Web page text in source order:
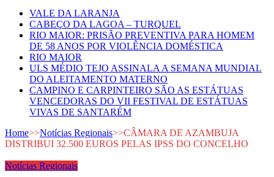
VALE DA LARANJA
CABEÇO DA LAGOA – TURQUEL
RIO MAIOR: PRISÃO PREVENTIVA PARA HOMEM
DE 58 ANOS POR VIOLÊNCIA DOMÉSTICA
RIO MAIOR
ULS MÉDIO TEJO ASSINALA A SEMANA MUNDIAL
DO ALEITAMENTO MATERNO
CAMPINO E CARPINTEIRO SÃO AS ESTÁTUAS
VENCEDORAS DO VII FESTIVAL DE ESTÁTUAS
VIVAS DE SANTARÉM
Home>>Notícias Regionais>>CÂMARA DE AZAMBUJA
DISTRIBUI 32.500 EUROS PELAS IPSS DO CONCELHO
Notícias Regionais